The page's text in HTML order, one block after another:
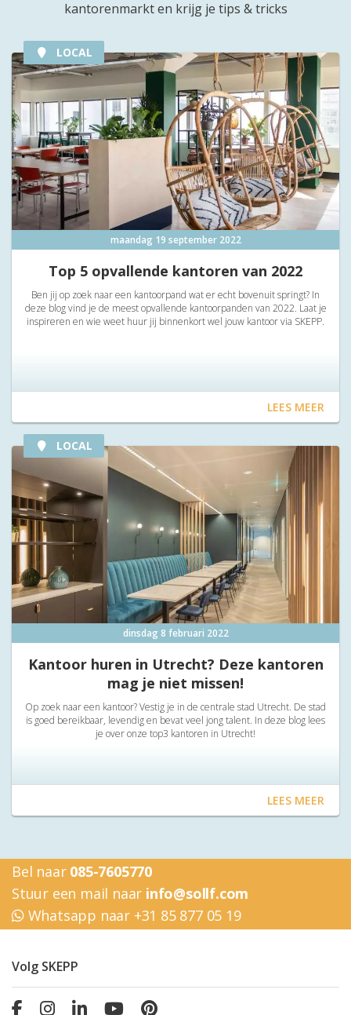
kantorenmarkt en krijg je tips & tricks
LOCAL
maandag 19 september 2022
Top 5 opvallende kantoren van 2022
Ben jij op zoek naar een kantoorpand wat er echt bovenuit springt? In
deze blog vind je de meest opvallende kantoorpanden van 2022. Laat je
inspireren en wie weet huur jij binnenkort wel jouw kantoor via SKEPP.
LEES MEER
LOCAL
dinsdag 8 februari 2022
Kantoor huren in Utrecht? Deze kantoren
mag je niet missen!
Op zoek naar een kantoor? Vestig je in de centrale stad Utrecht. De stad
is goed bereikbaar, levendig en bevat veel jong talent. In deze blog lees
je over onze top3 kantoren in Utrecht!
LEES MEER
Bel naar 085-7605770
Stuur een mail naar info@sollf.com
Whatsapp naar +31 85 877 05 19
Volg SKEPP